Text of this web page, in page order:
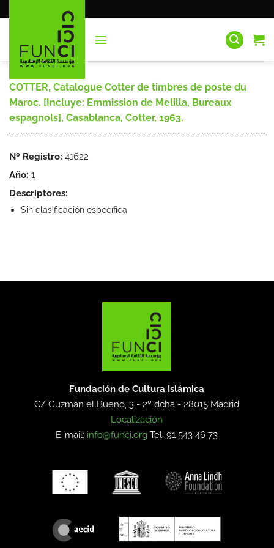
al
COTTER, Catalogue Cotter de timbres de poste du
Maroc. [Incluye: Emmission de Melilla, Bureaux
espagnols], Casablanca, Cotter, 1963.
Nº Registro: 41622
Año: 1
Descriptores:
Sin clasificación específica
Fundación de Cultura Islámica
C/ Guzmán el Bueno, 3 - 2º dcha -28015 Madrid
Localización
E-mail: info@funci.org Tel: 91 543 46 73